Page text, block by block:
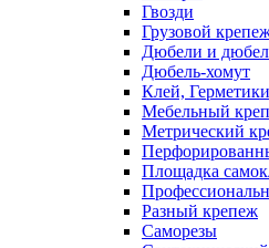
Гвозди
Грузовой
Дюбели и
Дюбель-хомут
Клей,
Мебельный
Метрический
Площадка
Разный крепеж
Саморезы